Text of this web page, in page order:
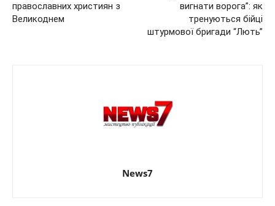
православних християн з
Великоднем
вигнати ворога”: як
тренуються бійці
штурмової бригади “Лють”
News7